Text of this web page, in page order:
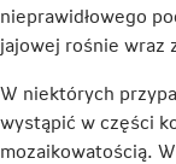
nieprawidłowego
jajowej rośnie wraz
W niektórych
wystąpić w części
mozaikowatością.